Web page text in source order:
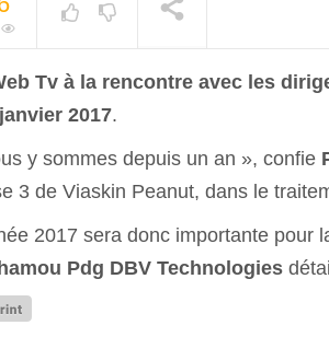
Tv à la rencontre avec les
2017.
y sommes depuis un an », confie
3 de Viaskin Peanut, dans le
2017 sera donc importante
Pdg DBV Technologies